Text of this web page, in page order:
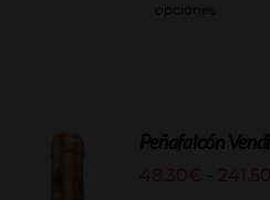
opciones
Peñafalcón
48.30 € 241.50